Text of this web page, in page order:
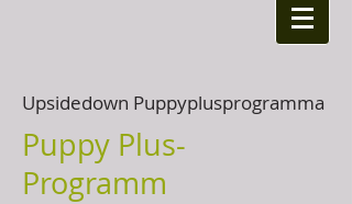
Upsidedown Puppyplusprogramma
Puppy Plus-
Programm